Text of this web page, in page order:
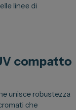
linee di
compatto
unisce robustezza
che